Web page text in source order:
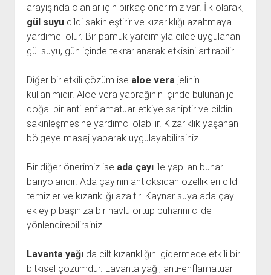
arayışında olanlar için birkaç önerimiz var. İlk olarak,
gül suyucildi sakinleştirir ve kızarıklığı azaltmaya
yardımcı olur. Bir pamuk yardımıyla cilde uygulanan
gül suyu, gün içinde tekrarlanarak etkisini artırabilir.
Diğer bir etkili çözüm ise aloe vera jelinin
kullanımıdır. Aloe vera yaprağının içinde bulunan jel
doğal bir anti-enflamatuar etkiye sahiptir ve cildin
sakinleşmesine yardımcı olabilir. Kızarıklık yaşanan
bölgeye masaj yaparak uygulayabilirsiniz.
Bir diğer önerimiz ise ada çayıile yapılan buhar
banyolarıdır. Ada çayının antioksidan özellikleri cildi
temizler ve kızarıklığı azaltır. Kaynar suya ada çayı
ekleyip başınıza bir havlu örtüp buharını cilde
yönlendirebilirsiniz.
Lavanta yağıda cilt kızarıklığını gidermede etkili bir
bitkisel çözümdür. Lavanta yağı, anti-enflamatuar